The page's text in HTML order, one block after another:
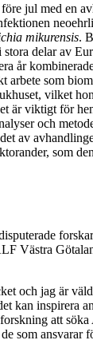
jul med en
mikurensis.
delar av
år
arbete som
vilket
är viktigt för
och
av
som
Västra
och jag är
kan inspirera
att
som ansvarar